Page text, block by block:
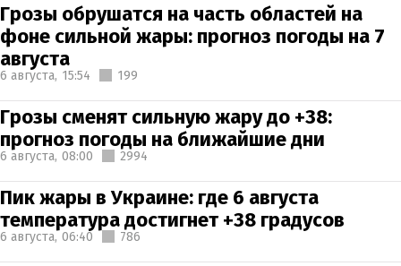
Грозы обрушатся на часть областей на
фоне сильной жары: прогноз погоды на 7
августа
6 августа, 15:54 199
Грозы сменят сильную жару до +38:
прогноз погоды на ближайшие дни
6 августа, 08:00 2994
Пик жары в Украине: где 6 августа
температура достигнет +38 градусов
6 августа, 06:40 786